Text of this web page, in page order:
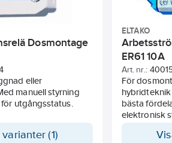
Dosmontage
eller
manuell styrning
utgångsstatus.
(1)
ELTAKO
ER61 10A
Art. nr.:
För
bästa
elektronisk